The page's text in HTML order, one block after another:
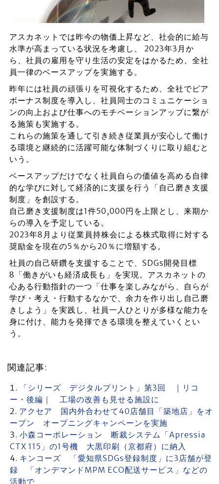
アスカネットでは昨今の物価上昇など、社会的に給与
水準が高まっている状況を考慮し、 2023年3月か
ら、社員の雇用を守り生活の安定をはかるため、全社
員一律のベースアップを実施する。
昨年には社員の頑張りを可視化するため、全社でピア
ボーナス制度を導入し、社員同士のコミュニケーショ
ンの向上および仕事へのモチベーションアップに繋が
る施策も実施する。
これらの施策を通して引き続き従業員が安心して働け
る環境と継続的に活躍可能な体制づくりに取り組むと
いう。
ベースアップだけでなく社員自らの価値を高める自律
的な学びに対して経済的に支援を行う「自己磨き支援
制度」を創設する。
自己磨き支援制度は1件50,000円を上限とし、来期か
らの導入を予定している。
2023年8月より従業員持株会による株式取得に対する
奨励金を現在の5％から20％に増額する。
社員の自己研鑽を支援することで、SDGs開発目標
8「働きがいも経済成長も」を実現。アスカネットの
心ある行動指針の一つ「仕事を楽しみながら、自らが
学び・考え・行動するなかで、余力を作り出し自己磨
きしよう」を実践し、社員一人ひとりが多様な能力を
身に付け、能力を発揮できる環境を整えていくとい
う。
関連記事:
「シリーズ デジタルプリント」第3回 ｜リコ
ー・後編｜ 工場の改善も見せる施設に
アクセア 国内外合わせて40店舗目「築地店」をオ
ープン オープニングキャンペーンを実施
小森コーポレーション 断裁システム「Apressia
CTX 115」の1号機 大黒印刷（京都府）に納入
キンコーズ 「愛知県SDGs登録制度」に3店舗が登
録 「オンデマンドMPM ECO配送サービス」などの
活動で